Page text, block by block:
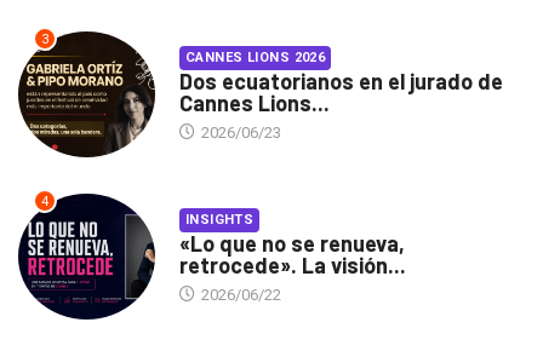
3
CANNES LIONS 2026
Dos ecuatorianos en el jurado de
Cannes Lions...
2026/06/23
4
INSIGHTS
«Lo que no se renueva,
retrocede». La visión...
2026/06/22